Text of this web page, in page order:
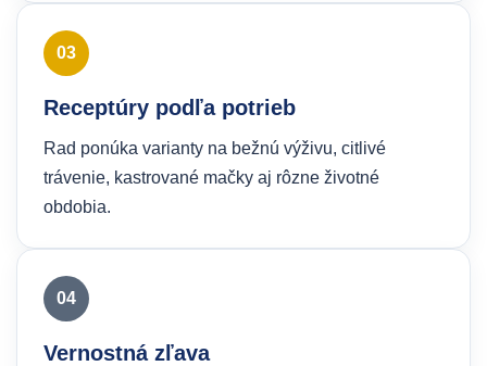
03
Receptúry podľa potrieb
Rad ponúka varianty na bežnú výživu, citlivé
trávenie, kastrované mačky aj rôzne životné
obdobia.
04
Vernostná zľava